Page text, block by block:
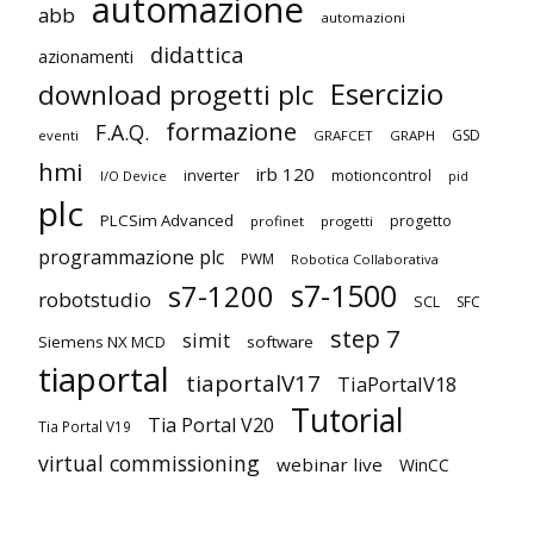
abb automazione automazioni
azionamenti didattica
download progetti plc Esercizio
eventi F.A.Q. formazione GRAFCET GRAPH GSD
hmi I/O Device inverter irb 120 motioncontrol pid
plc PLCSim Advanced profinet progetti progetto
programmazione plc PWM Robotica Collaborativa
robotstudio s7-1200 s7-1500 SCL SFC
Siemens NX MCD simit software step 7
tiaportal tiaportalV17 TiaPortalV18
Tia Portal V19 Tia Portal V20 Tutorial
virtual commissioning webinar live WinCC